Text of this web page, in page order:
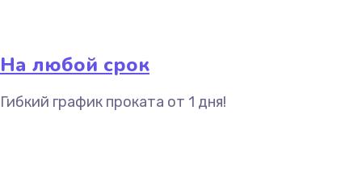
На любой срок
Гибкий график проката от 1 дня!